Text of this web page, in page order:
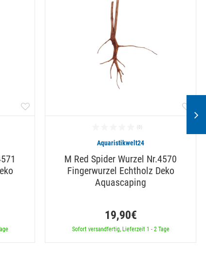
Aquaristikwelt24
M Red Spider Wurzel Nr.4570
Fingerwurzel Echtholz Deko
Aquascaping
19,90€
Sofort versandfertig, Lieferzeit 1 - 2 Tage